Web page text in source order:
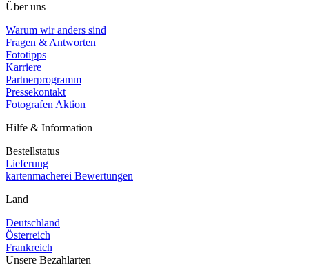
Über uns
Warum wir anders sind
Fragen & Antworten
Fototipps
Karriere
Partnerprogramm
Pressekontakt
Fotografen Aktion
Hilfe & Information
Bestellstatus
Lieferung
kartenmacherei Bewertungen
Land
Deutschland
Österreich
Frankreich
Unsere Bezahlarten